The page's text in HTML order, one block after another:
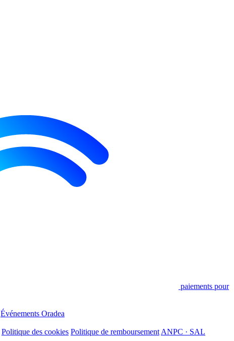
paiements pour
Événements Oradea
Politique des cookies Politique de remboursement ANPC · SAL